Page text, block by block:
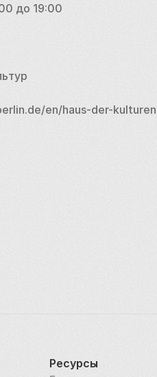
до 19:00
en/haus-der-
Ресурсы